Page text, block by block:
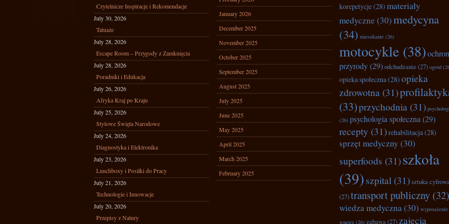
Czytelnicze Inspiracje i Rekomendacje
July 30, 2026
Tatuaże
July 28, 2026
Escape Room – Przygody z Zamknięcia
July 28, 2026
Poradniki i Edukacja
July 26, 2026
Afryka Kraj po Kraju
July 25, 2026
Stylowe Święta Narodowe
July 24, 2026
Diagnostyka i Elektronika
July 23, 2026
Lunchboxy i Posiłki do Pracy
July 21, 2026
Technologie i Innowacje
July 20, 2026
Przepisy z Natury
January 2026
December 2025
November 2025
October 2025
September 2025
August 2025
July 2025
June 2025
May 2025
April 2025
March 2025
February 2025
korepetycje(28) materiały
medyczne (30)medycyna
(34) mieszkanie (26)
motocykle (38)
przyrody(29)odchudzanie (27) ogród
opieka społeczna(28) opieka
zdrowotna (31)
(33)przychodnia (31)
(26) psychologia społeczna(29)
recepty (31)rehabilitacja(28)
sprzęt medyczny (30)
superfoods (31)szkoła
(39)szpital (31)sztuka
(27)transport publiczny (32)
wiedza medyczna(30) wyposażenie
wnętrz (26) zabawa(27) zajęcia